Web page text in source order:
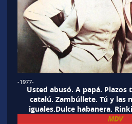
-1977-
Usted abusó. A papá. Plazos
catalú. Zambúllete. Tú y las
iguales.Dulce habanera.
MDV